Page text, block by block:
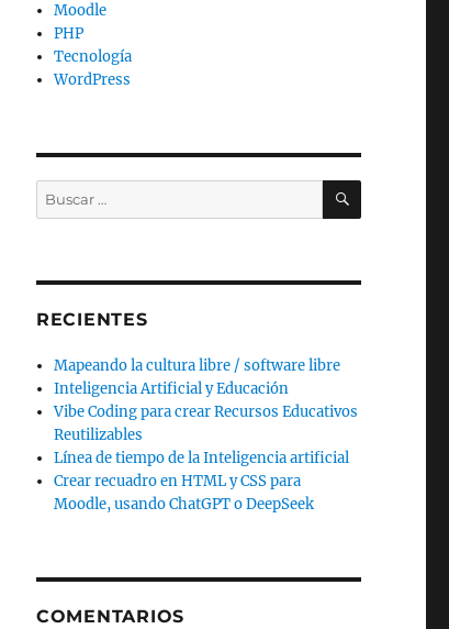
Moodle
PHP
Tecnología
WordPress
Buscar
por:
BUSCAR
RECIENTES
Mapeando la cultura libre / software libre
Inteligencia Artificial y Educación
Vibe Coding para crear Recursos Educativos
Reutilizables
Línea de tiempo de la Inteligencia artificial
Crear recuadro en HTML y CSS para
Moodle, usando ChatGPT o DeepSeek
COMENTARIOS